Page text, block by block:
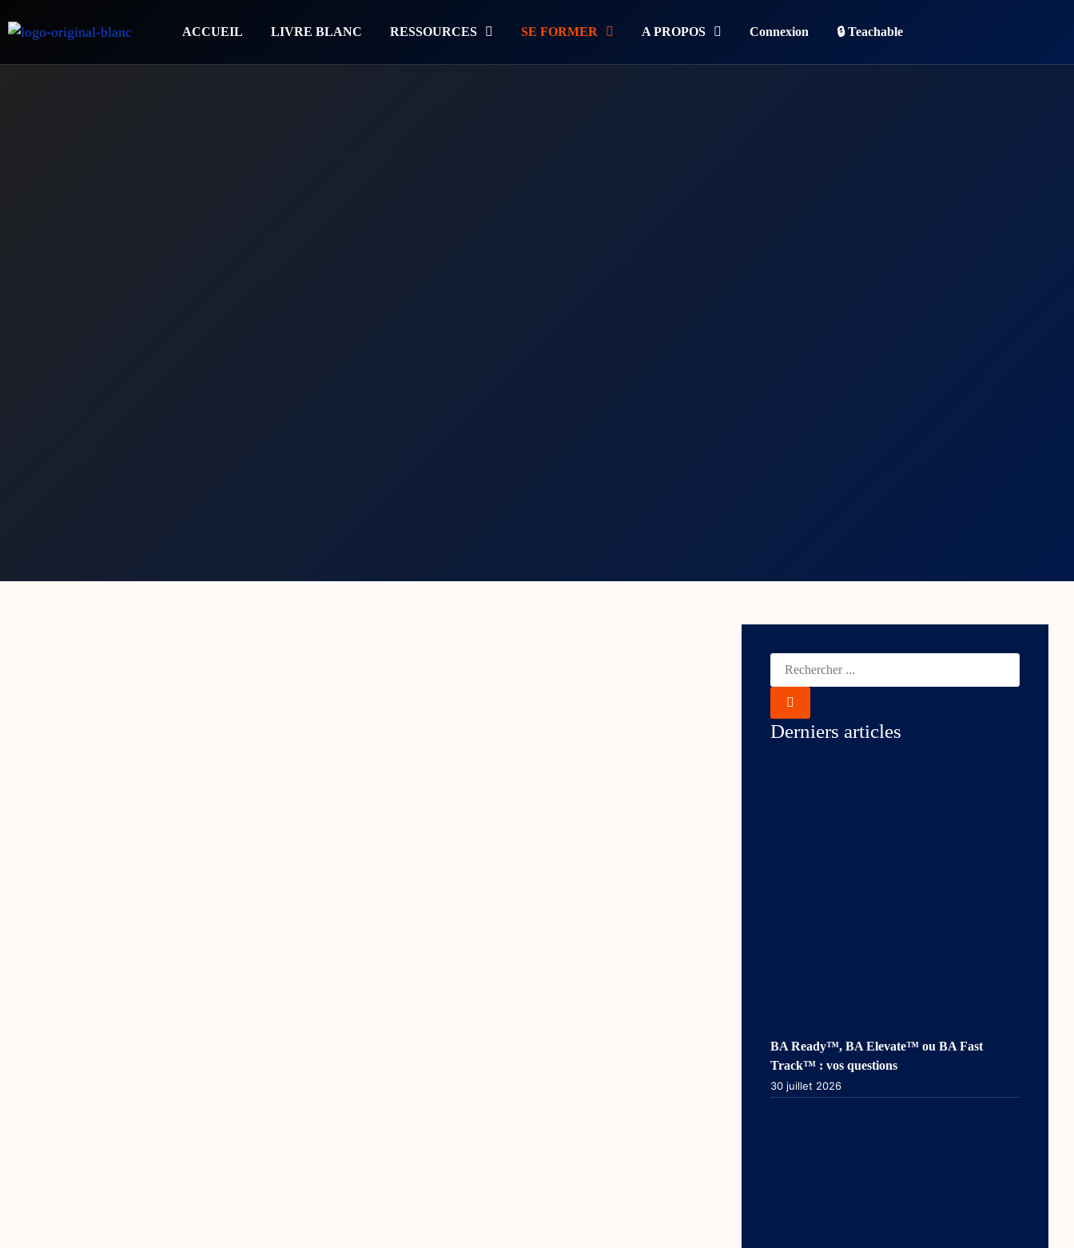
ACCUEIL LIVRE BLANC RESSOURCES SE FORMER A PROPOS Connexion 🔒 Teachable
Derniers articles
BA Ready™, BA Elevate™ ou BA Fast
Track™ : vos questions
30 juillet 2026